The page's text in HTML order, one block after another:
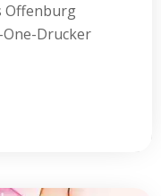
Offenburg
One-Drucker